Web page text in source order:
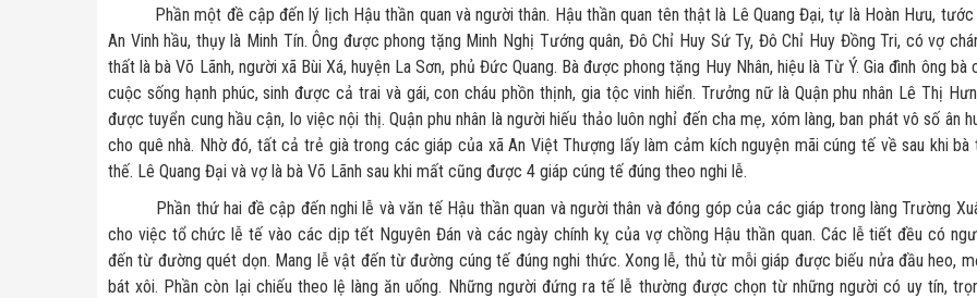
Phần một đề cập đến lý lịch Hậu thần quan và người thân. Hậu thần quan tên thật là Lê Quang Đại, tự là Hoàn Hưu, tước
An Vinh hầu, thụy là Minh Tín. Ông được phong tặng Minh Nghị Tướng quân, Đô Chỉ Huy Sứ Ty, Đô Chỉ Huy Đồng Tri, có vợ
thất là bà Võ Lãnh, người xã Bùi Xá, huyện La Sơn, phủ Đức Quang. Bà được phong tặng Huy Nhân, hiệu là Từ Ý. Gia đình ông bà
cuộc sống hạnh phúc, sinh được cả trai và gái, con cháu phồn thịnh, gia tộc vinh hiển. Trưởng nữ là Quận phu nhân Lê Thị
được tuyển cung hầu cận, lo việc nội thị. Quận phu nhân là người hiếu thảo luôn nghỉ đến cha mẹ, xóm làng, ban phát vô số ân
cho quê nhà. Nhờ đó, tất cả trẻ già trong các giáp của xã An Việt Thượng lấy làm cảm kích nguyện mãi cúng tế về sau khi bà
thế. Lê Quang Đại và vợ là bà Võ Lãnh sau khi mất cũng được 4 giáp cúng tế đúng theo nghi lễ.
Phần thứ hai đề cập đến nghi lễ và văn tế Hậu thần quan và người thân và đóng góp của các giáp trong làng Trường
cho việc tổ chức lễ tế vào các dịp tết Nguyên Đán và các ngày chính kỵ của vợ chồng Hậu thần quan. Các lễ tiết đều có
đến từ đường quét dọn. Mang lễ vật đến từ đường cúng tế đúng nghi thức. Xong lễ, thủ từ mỗi giáp được biếu nửa đầu heo,
bát xôi. Phần còn lại chiếu theo lệ làng ăn uống. Những người đứng ra tế lễ thường được chọn từ những người có uy tín,